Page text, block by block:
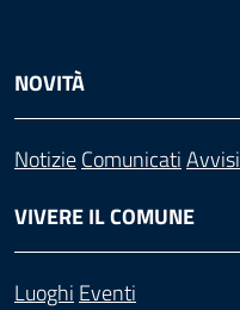
NOVITÀ
NotizieComunicatiAvvisi
VIVERE IL COMUNE
Luoghi Eventi